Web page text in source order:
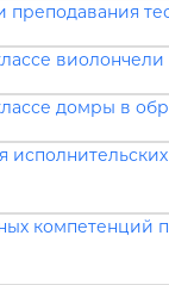
виолончели
домры в
компетенций